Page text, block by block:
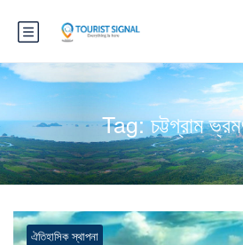
Tag:চট্টগ্রাম
ঐতিহাসিক স্থাপনা